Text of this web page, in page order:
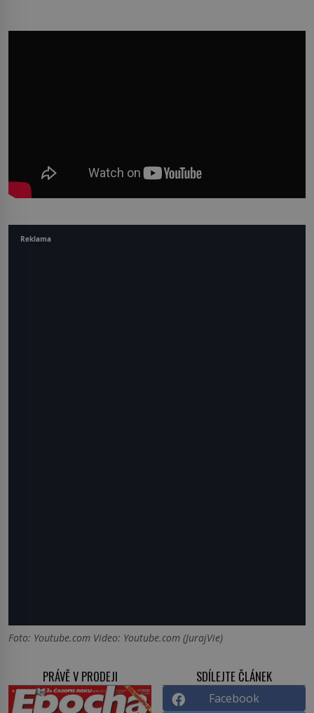
Foto: Youtube.com Video: Youtube.com (JurajVie)
PRÁVĚ V PRODEJI SDÍLEJTE ČLÁNEK
Facebook
Reklama